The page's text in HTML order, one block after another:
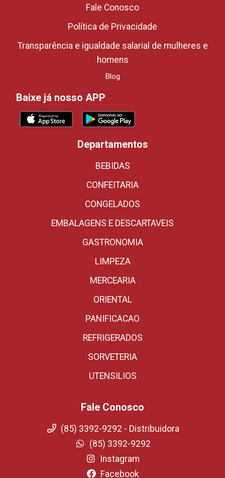
Fale Conosco
Política de Privacidade
Transparência e igualdade salarial de mulheres e
homens
Blog
Baixe já nosso APP
Departamentos
BEBIDAS
CONFEITARIA
CONGELADOS
EMBALAGENS E DESCARTAVEIS
GASTRONOMIA
LIMPEZA
MERCEARIA
ORIENTAL
PANIFICACAO
REFRIGERADOS
SORVETERIA
UTENSILIOS
Fale Conosco
(85) 3392-9292 - Distribuidora
(85) 3392-9292
Instagram
Facebook